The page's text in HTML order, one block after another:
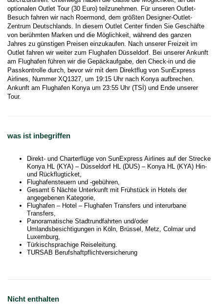
optionalen Outlet Tour (30 Euro) teilzunehmen. Für unseren Outlet-
Besuch fahren wir nach Roermond, dem größten Designer-Outlet-
Zentrum Deutschlands. In diesem Outlet Center finden Sie Geschäfte
von berühmten Marken und die Möglichkeit, während des ganzen
Jahres zu günstigen Preisen einzukaufen. Nach unserer Freizeit im
Outlet fahren wir weiter zum Flughafen Düsseldorf. Bei unserer Ankunft
am Flughafen führen wir die Gepäckaufgabe, den Check-in und die
Passkontrolle durch, bevor wir mit dem Direktflug von SunExpress
Airlines, Nummer XQ1327, um 19:15 Uhr nach Konya aufbrechen.
Ankunft am Flughafen Konya um 23:55 Uhr (TSİ) und Ende unserer
Tour.
was ist inbegriffen
Direkt- und Charterflüge von SunExpress Airlines auf der Strecke
Konya HL (KYA) – Düsseldorf HL (DUS) – Konya HL (KYA) Hin-
und Rückflugticket,
Flughafensteuern und -gebühren,
Gesamt 6 Nächte Unterkunft mit Frühstück in Hotels der
angegebenen Kategorie,
Flughafen – Hotel – Flughafen Transfers und interurbane
Transfers,
Panoramatische Stadtrundfahrten und/oder
Umlandsbesichtigungen in Köln, Brüssel, Metz, Colmar und
Luxemburg,
Türkischsprachige Reiseleitung.
TURSAB Berufshaftpflichtversicherung
Nicht enthalten